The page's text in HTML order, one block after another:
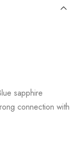
sapphire
connection with